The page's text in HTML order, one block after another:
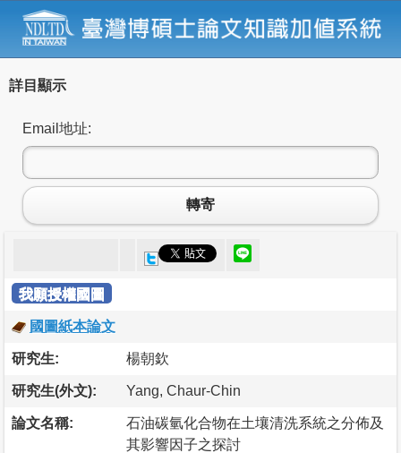
詳目顯示
Email地址:
轉寄
我願授權國圖
國圖紙本論文
研究生: 楊朝欽
研究生(外文): Yang, Chaur-Chin
論文名稱:
石油碳氫化合物在土壤清洗系統之分佈及
其影響因子之探討